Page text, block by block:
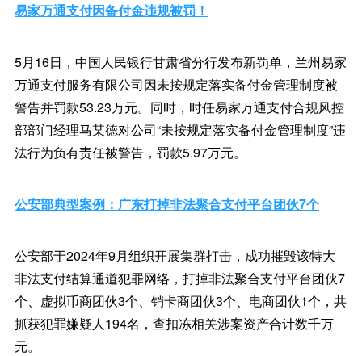
易家万通支付因备付金违规被罚！
5月16日，中国人民银行甘肃省分行发布新罚单，兰州易家
万通支付服务有限公司因未按规定落实备付金管理制度被
警告并罚款53.23万元。同时，时任易家万通支付合规风控
部部门经理马某德对公司“未按规定落实备付金管理制度”违
法行为负有责任被警告，罚款5.97万元。
公安部典型案例：广东打掉非法聚合支付平台团伙7个
公安部于2024年9月组织开展集群打击，成功摧毁该特大
非法支付结算通道犯罪网络，打掉非法聚合支付平台团伙7
个、虚拟币商团伙3个、销卡商团伙3个、电商团伙1个，共
抓获犯罪嫌疑人194名，查扣冻相关涉案资产合计数千万
元。